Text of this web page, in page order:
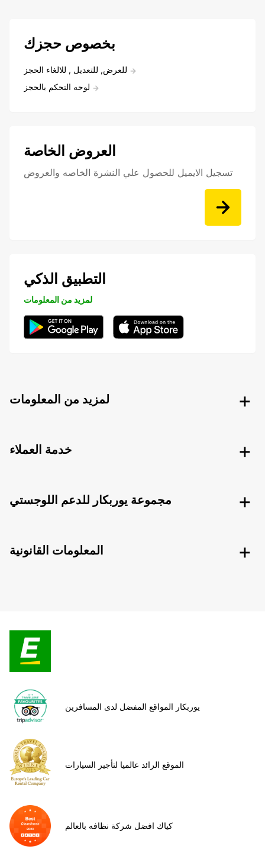
بخصوص حجزك
للعرض, للتعديل , للالغاء الحجز
لوحه التحكم بالحجز
العروض الخاصة
تسجيل الايميل للحصول علي النشرة الخاصه والعروض
التطبيق الذكي
لمزيد من المعلومات
لمزيد من المعلومات
خدمة العملاء
مجموعة يوربكار للدعم اللوجستي
المعلومات القانونية
يوربكار المواقع المفضل لدى المسافرين
الموقع الرائد عالميا لتأجير السيارات
كياك افضل شركة نظافه بالعالم